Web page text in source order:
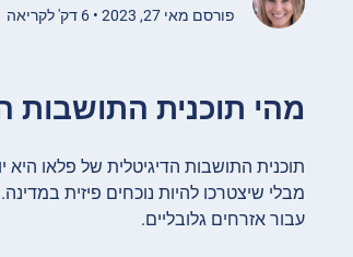
פורסם מאי 27, 2023 • 6 דק' לקריאה
מהי תוכנית התושבות
תוכנית התושבות הדיגיטלית של פלאו
מבלי שיצטרכו להיות נוכחים פיזית
עבור אזרחים גלובליים.